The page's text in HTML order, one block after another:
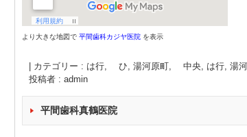
より大きな地図で 平間歯科カジヤ医院 を表示
カテゴリー : は行, ひ, 湯河原町, 中央, は行, 湯
投稿者 : admin
平間歯科真鶴医院